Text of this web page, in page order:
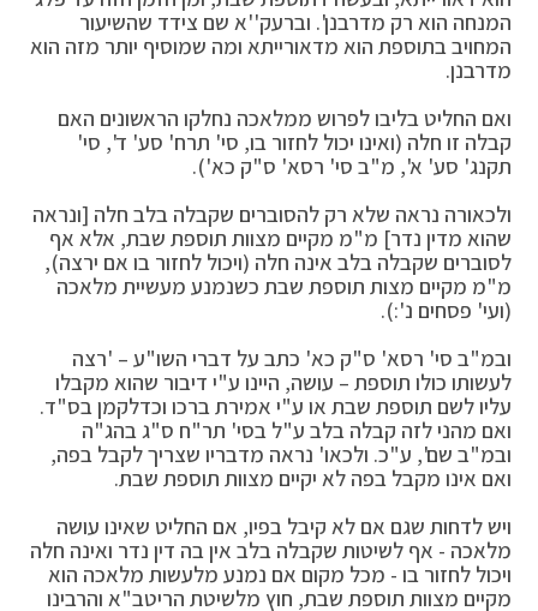
המנחה הוא רק מדרבנן'. וברעק''א שם צידד שהשיעור
המחויב בתוספת הוא מדאורייתא ומה שמוסיף יותר מזה הוא
מדרבנן.
ואם החליט בליבו לפרוש ממלאכה נחלקו הראשונים האם
קבלה זו חלה (ואינו יכול לחזור בו, סי' תרח' סע' ד', סי'
תקנג' סע' א', מ"ב סי' רסא' ס"ק כא').
ולכאורה נראה שלא רק להסוברים שקבלה בלב חלה [ונראה
שהוא מדין נדר] מ"מ מקיים מצוות תוספת שבת, אלא אף
לסוברים שקבלה בלב אינה חלה (ויכול לחזור בו אם ירצה),
מ"מ מקיים מצות תוספת שבת כשנמנע מעשיית מלאכה
(ועי' פסחים נ':).
ובמ"ב סי' רסא' ס"ק כא' כתב על דברי השו"ע – 'רצה
לעשותו כולו תוספת – עושה, היינו ע"י דיבור שהוא מקבלו
עליו לשם תוספת שבת או ע"י אמירת ברכו וכדלקמן בס"ד.
ואם מהני לזה קבלה בלב ע"ל בסי' תר"ח ס"ג בהג"ה
ובמ"ב שם', ע"כ. ולכאו' נראה מדבריו שצריך לקבל בפה,
ואם אינו מקבל בפה לא יקיים מצוות תוספת שבת.
ויש לדחות שגם אם לא קיבל בפיו, אם החליט שאינו עושה
מלאכה - אף לשיטות שקבלה בלב אין בה דין נדר ואינה חלה
ויכול לחזור בו - מכל מקום אם נמנע מלעשות מלאכה הוא
מקיים מצוות תוספת שבת, חוץ מלשיטת הריטב"א והרבינו